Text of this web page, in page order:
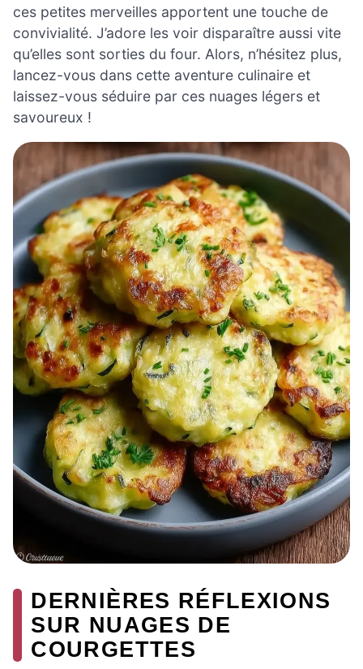
ces petites merveilles apportent une touche de
convivialité. J’adore les voir disparaître aussi vite
qu’elles sont sorties du four. Alors, n’hésitez plus,
lancez-vous dans cette aventure culinaire et
laissez-vous séduire par ces nuages légers et
savoureux !
DERNIÈRES RÉFLEXIONS
SUR NUAGES DE
COURGETTES